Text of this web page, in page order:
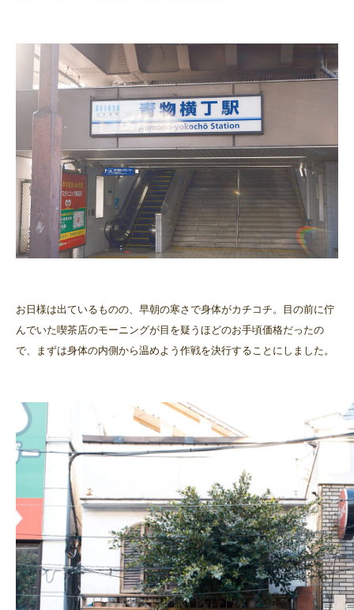
お日様は出ているものの、早朝の寒さで身体がカチコチ。目の前に佇
んでいた喫茶店のモーニングが目を疑うほどのお手頃価格だったの
で、まずは身体の内側から温めよう作戦を決行することにしました。